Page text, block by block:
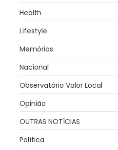
Health
Lifestyle
Memórias
Nacional
Observatório Valor Local
Opinião
OUTRAS NOTÍCIAS
Política